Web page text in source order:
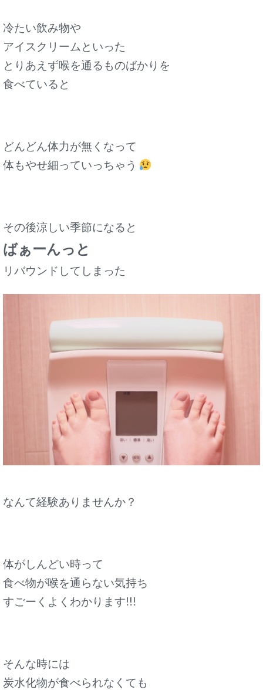
冷たい飲み物や
アイスクリームといった
とりあえず喉を通るものばかりを
食べていると
どんどん体力が無くなって
体もやせ細っていっちゃう
その後涼しい季節になると
ばぁーんっと
リバウンドしてしまった
なんて経験ありませんか？
体がしんどい時って
食べ物が喉を通らない気持ち
すごーくよくわかります!!!
そんな時には
炭水化物が食べられなくても